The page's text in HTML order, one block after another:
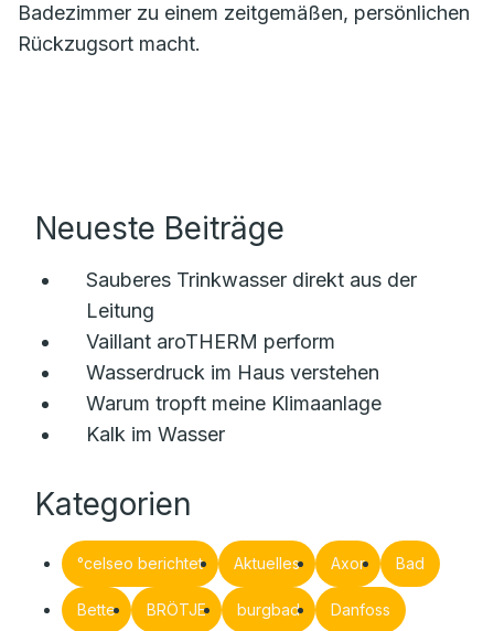
Badezimmer zu einem zeitgemäßen, persönlichen
Rückzugsort macht.
Neueste Beiträge
Sauberes Trinkwasser direkt aus der
Leitung
Vaillant aroTHERM perform
Wasserdruck im Haus verstehen
Warum tropft meine Klimaanlage
Kalk im Wasser
Kategorien
°celseo berichtet Aktuelles Axor Bad
Bette BRÖTJE burgbad Danfoss